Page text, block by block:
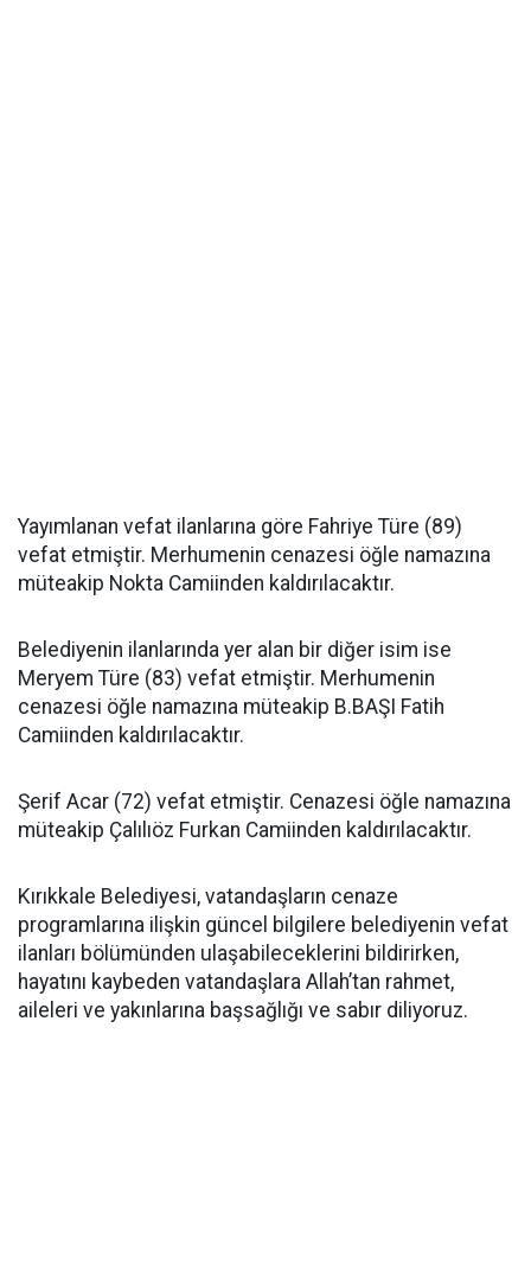
Yayımlanan vefat ilanlarına göre Fahriye Türe (89)
vefat etmiştir. Merhumenin cenazesi öğle namazına
müteakip Nokta Camiinden kaldırılacaktır.
Belediyenin ilanlarında yer alan bir diğer isim ise
Meryem Türe (83) vefat etmiştir. Merhumenin
cenazesi öğle namazına müteakip B.BAŞI Fatih
Camiinden kaldırılacaktır.
Şerif Acar (72) vefat etmiştir. Cenazesi öğle namazına
müteakip Çalılıöz Furkan Camiinden kaldırılacaktır.
Kırıkkale Belediyesi, vatandaşların cenaze
programlarına ilişkin güncel bilgilere belediyenin vefat
ilanları bölümünden ulaşabileceklerini bildirirken,
hayatını kaybeden vatandaşlara Allah’tan rahmet,
aileleri ve yakınlarına başsağlığı ve sabır diliyoruz.